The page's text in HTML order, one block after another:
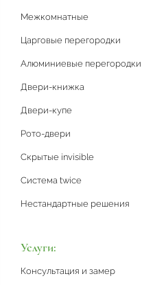
Межкомнатные
Царговые перегородки
Алюминиевые перегородки
Двери-книжка
Двери-купе
Рото-двери
Скрытые invisible
Система twice
Нестандартные решения
Услуги:
Консультация и замер